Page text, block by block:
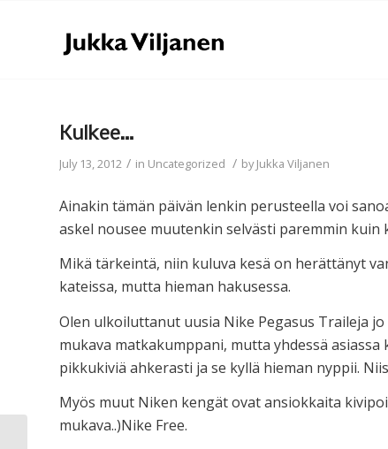
Kulkee…
July 13, 2012 / in Uncategorized / byJukka Viljanen
Ainakin tämän päivän lenkin perusteella voi
askel nousee muutenkin selvästi paremmin
Mikä tärkeintä, niin kuluva kesä on herättänyt
kateissa, mutta hieman hakusessa.
Olen ulkoiluttanut uusia Nike Pegasus Traileja
mukava matkakumppani, mutta yhdessä
pikkukiviä ahkerasti ja se kyllä hieman nyppii.
Myös muut Niken kengät ovat ansiokkaita
mukava..)Nike Free.